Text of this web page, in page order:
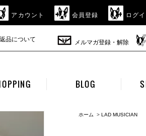
アカウント 会員登録 ログ
品について メルマガ登録・解除
BLOG
ホーム > LAD MUSICIAN